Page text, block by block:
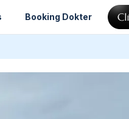
Booking Dokter